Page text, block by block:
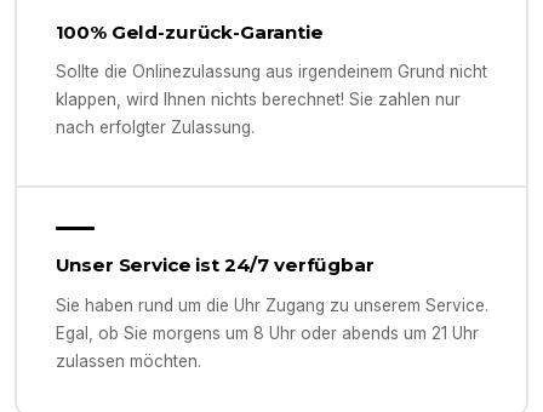
100% Geld-zurück-Garantie
Sollte die Onlinezulassung aus irgendeinem Grund nicht
klappen, wird Ihnen nichts berechnet! Sie zahlen nur
nach erfolgter Zulassung.
Unser Service ist 24/7 verfügbar
Sie haben rund um die Uhr Zugang zu unserem Service.
Egal, ob Sie morgens um 8 Uhr oder abends um 21 Uhr
zulassen möchten.